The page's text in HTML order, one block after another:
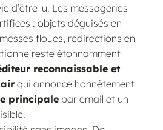
d’être lu. Les messageries
: objets déguisés en
floues, redirections en
reste étonnamment
reconnaissable et
qui annonce honnêtement
principale par email et un